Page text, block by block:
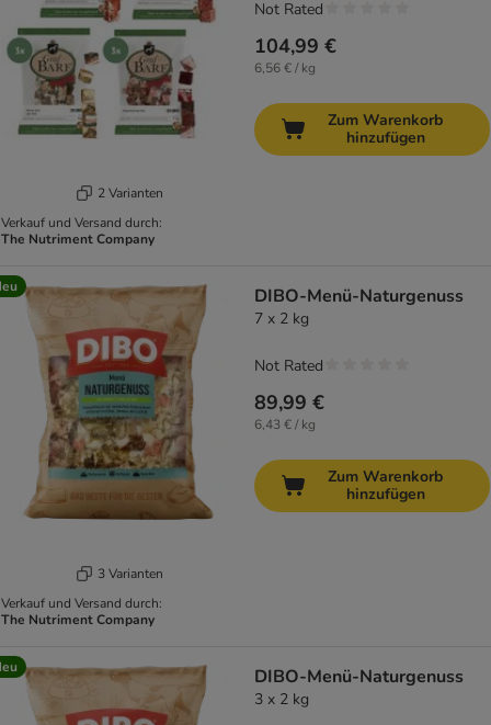
2 Varianten
Verkauf und Versand durch:
The Nutriment Company
104,99 €
6,56 € / kg
Not Rated
Zum Warenkorb
hinzufügen
3 Varianten
Verkauf und Versand durch:
The Nutriment Company
DIBO-Menü-Naturgenuss
7 x 2 kg
89,99 €
6,43 € / kg
Not Rated
Zum Warenkorb
hinzufügen
DIBO-Menü-Naturgenuss
3 x 2 kg